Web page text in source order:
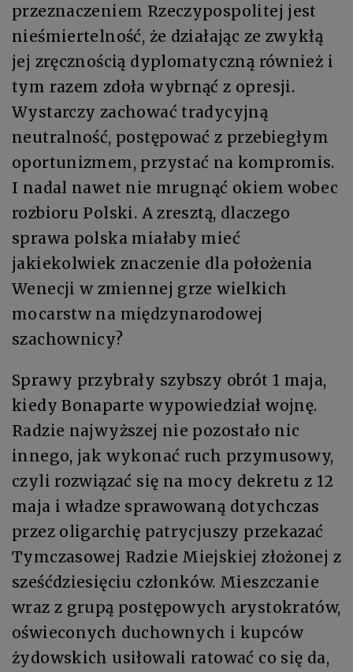
przeznaczeniem Rzeczypospolitej jest
nieśmiertelność, że działając ze zwykłą
jej zręcznością dyplomatyczną również i
tym razem zdoła wybrnąć z opresji.
Wystarczy zachować tradycyjną
neutralność, postępować z przebiegłym
oportunizmem, przystać na kompromis.
I nadal nawet nie mrugnąć okiem wobec
rozbioru Polski. A zresztą, dlaczego
sprawa polska miałaby mieć
jakiekolwiek znaczenie dla położenia
Wenecji w zmiennej grze wielkich
mocarstw na międzynarodowej
szachownicy?
Sprawy przybrały szybszy obrót 1 maja,
kiedy Bonaparte wypowiedział wojnę.
Radzie najwyższej nie pozostało nic
innego, jak wykonać ruch przymusowy,
czyli rozwiązać się na mocy dekretu z 12
maja i władze sprawowaną dotychczas
przez oligarchię patrycjuszy przekazać
Tymczasowej Radzie Miejskiej złożonej z
sześćdziesięciu członków. Mieszczanie
wraz z grupą postępowych arystokratów,
oświeconych duchownych i kupców
żydowskich usiłowali ratować co się da,